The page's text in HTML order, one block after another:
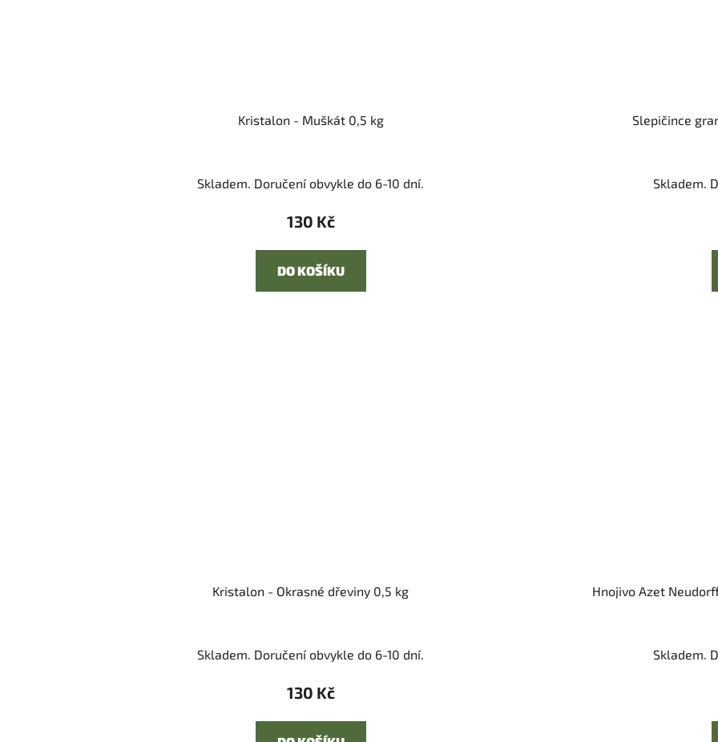
Kristalon - Muškát 0,5 kg
Skladem. Doručení obvykle do 6-10 dní.
130 Kč
DO KOŠÍKU
Slepičince
Skladem.
Kristalon - Okrasné dřeviny 0,5 kg
Skladem. Doručení obvykle do 6-10 dní.
130 Kč
Hnojivo Azet
Skladem.